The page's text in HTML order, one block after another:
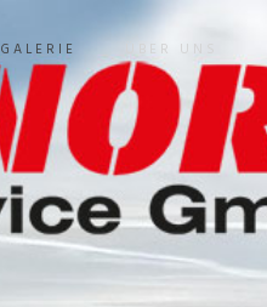
GALERIE ÜBER UNS